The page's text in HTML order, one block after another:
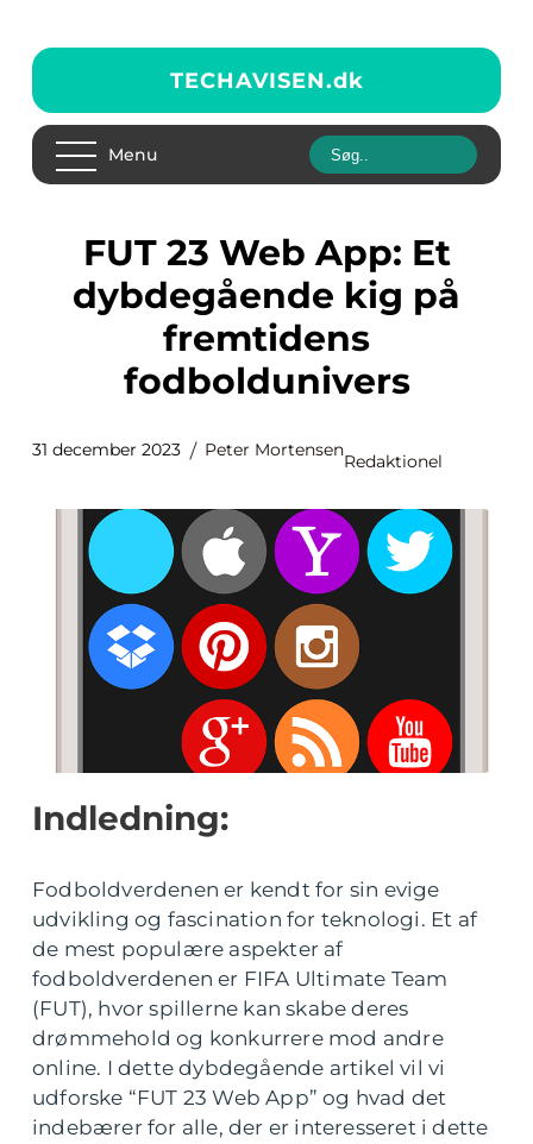
TECHAVISEN.dk
Menu
FUT 23 Web App: Et
dybdegående kig på
fremtidens
fodboldunivers
31 december 2023 Peter Mortensen
Redaktionel
Indledning:
Fodboldverdenen er kendt for sin evige
udvikling og fascination for teknologi. Et af
de mest populære aspekter af
fodboldverdenen er FIFA Ultimate Team
(FUT), hvor spillerne kan skabe deres
drømmehold og konkurrere mod andre
online. I dette dybdegående artikel vil vi
udforske “FUT 23 Web App” og hvad det
indebærer for alle, der er interesseret i dette